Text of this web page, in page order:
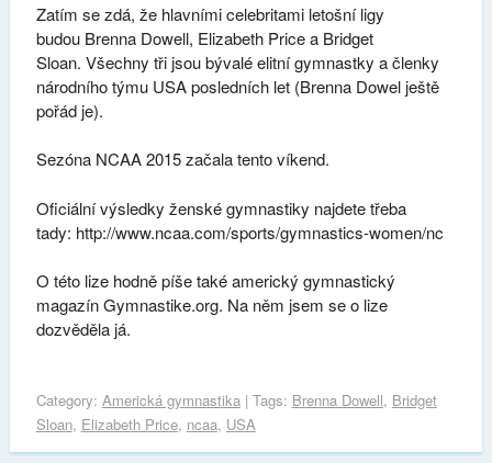
Zatím se zdá, že hlavními celebritami letošní ligy
budou Brenna Dowell, Elizabeth Price a Bridget
Sloan. Všechny tři jsou bývalé elitní gymnastky a členky
národního týmu USA posledních let (Brenna Dowel ještě
pořád je).
Sezóna NCAA 2015 začala tento víkend.
Oficiální výsledky ženské gymnastiky najdete třeba
tady: http://www.ncaa.com/sports/gymnastics-women/nc
O této lize hodně píše také americký gymnastický
magazín Gymnastike.org. Na něm jsem se o lize
dozvěděla já.
Category: Americká gymnastika| Tags: Brenna Dowell, Bridget
Sloan, Elizabeth Price, ncaa, USA